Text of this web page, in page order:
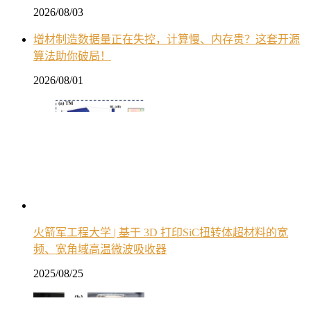
2026/08/03
增材制造数据量正在失控，计算慢、内存贵？这套开源
算法助你破局！
2026/08/01
火箭军工程大学 | 基于 3D 打印SiC扭转体超材料的宽
频、宽角域高温微波吸收器
2025/08/25